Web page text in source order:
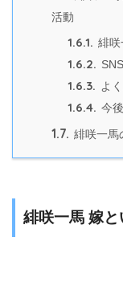
活動
1.6.1. 緋咲
1.6.2.
1.6.3. よ
1.6.4. 今
1.7. 緋咲一馬
緋咲一馬 嫁